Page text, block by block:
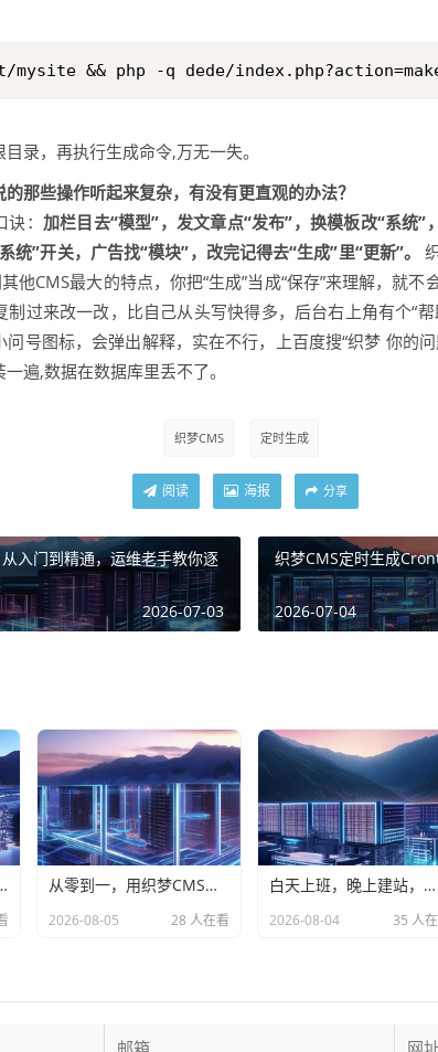
mysite && php -q dede/
录，再执行生成命令,万无一失。
那些操作听起来复杂，有没有更直观的办法？
： 加栏目去“模型”，发文章点“发布”，换模板改“系统”
统”开关，广告找“模块”，改完记得去“生成”里“更新”。
他CMS最大的特点，你把“生成”当成“保存”来理解，就
过来改一改，比自己从头写快得多，后台右上角有个“
号图标，会弹出解释，实在不行，上百度搜“织梦 你的
遍,数据在数据库里丢不了。
织梦CMS 定时生成
阅读 海报 分享
入门到精通，运维老手教你逐
2026-07-03
织梦CMS定时生成
2026-07-04
运维老手手把手拆弹实录 从零到一，用织梦CMS开启你的个人站长创业之路
2026-08-05 28 人在看
白天上班，晚上建站，织梦CMS让副业从想法变成睡后收入
2026-08-04 35 人